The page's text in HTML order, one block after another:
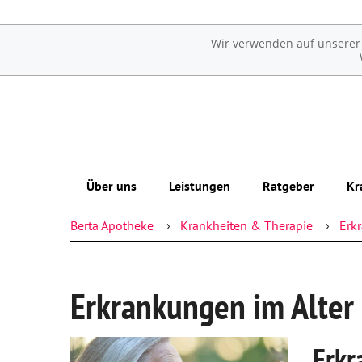
Wir verwenden auf
Über uns
Das e-Rezept ist da: Wir lösen es ein!
Leistungen
Übersicht
Kostenloser Lieferservice
Notdienst
Ratgeber
Erkrankungen im Alter
Ästhetische Chirurgie
Augen
Berta Apotheke Krankheiten & Therapie
Erkrankungen im Alter